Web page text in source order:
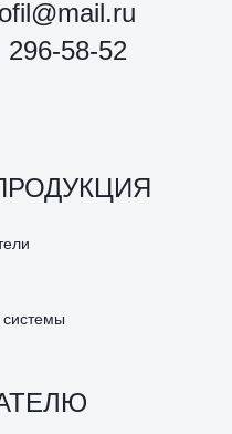
296-58-52
системы